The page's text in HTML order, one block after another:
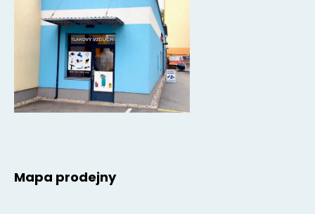
Mapa prodejny